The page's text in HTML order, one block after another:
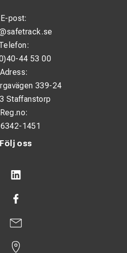
Följ oss
E-post:
44 53 00
Adress:
339-24
Staffanstorp
Reg.no:
1451